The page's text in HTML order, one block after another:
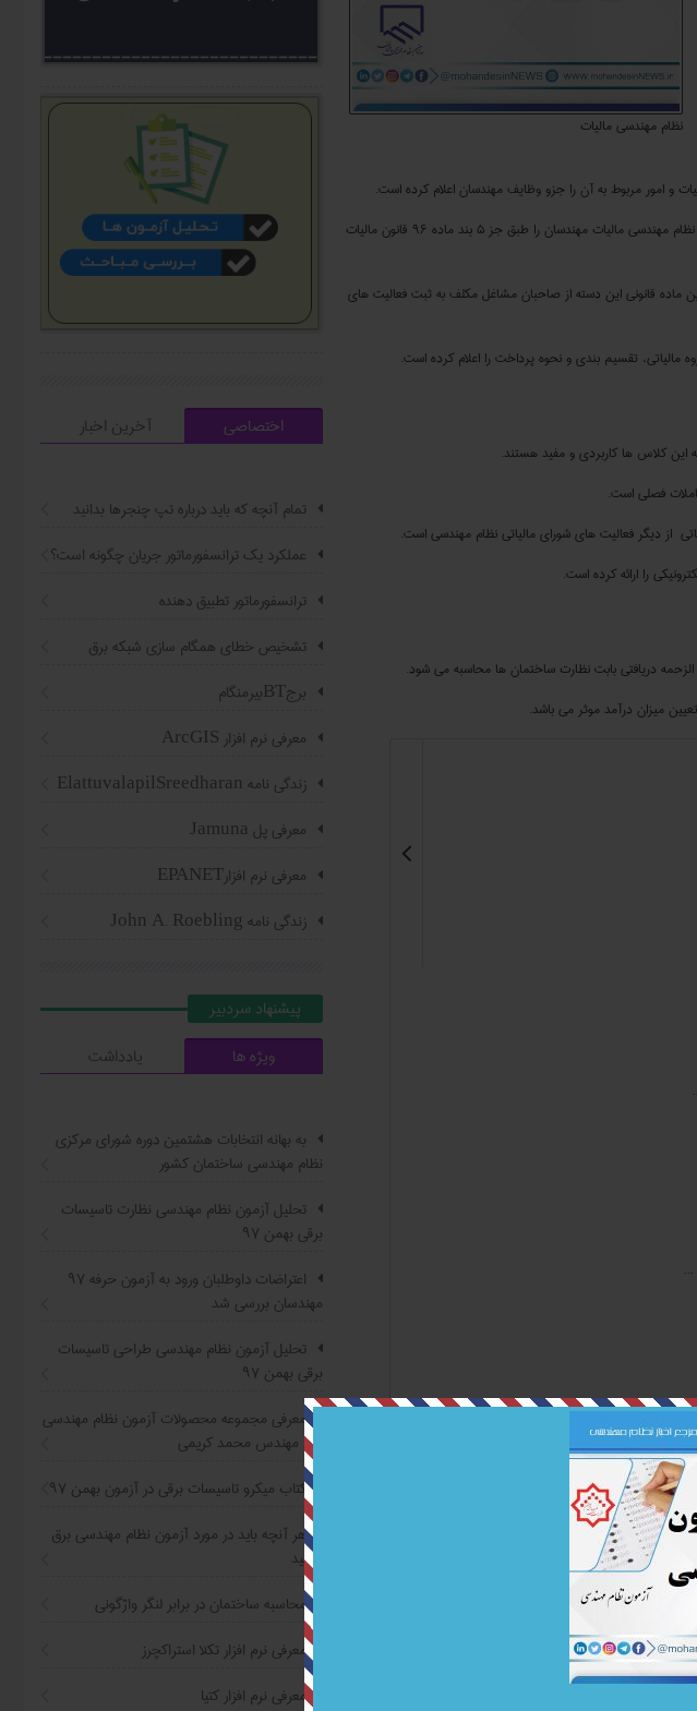
نظام مهندسی مالیات
و امور مربوط به آن را جزو وظایف مهندسان اعلام کرده است.
با توجه به اینکه صاحبان مشاغل از لحاظ تشخیص درآمد مشمول مالیات به سه گروه الف، ب و ج تقسیم می شوند، نظام مهندسی مالیات مهندسان را طبق جز ۵ بند ماده ۹۶ قانون مالیات
قانون مالیاتهای مستقیم هستند و طبق این ماده قانونی این دسته از صاحبان مشاغل مکلف به ثبت فعالیت های
مالیاتی، تقسیم بندی و نحوه پرداخت را اعلام کرده است.
این کلاس ها کاربردی و مفید هستند.
فصلی است.
از دیگر فعالیت های شورای مالیاتی نظام مهندسی است.
را ارائه کرده است.
دریافتی بابت نظارت ساختمان ها محاسبه می شود.
میزان درآمد موثر می باشد.

اختصاصی آخرین اخبار
تمام آنچه که باید درباره تپ چنجرها بدانید
عملکرد یک ترانسفورماتور جریان چگونه است؟
ترانسفورماتور تطبیق دهنده
تشخیص خطای همگام سازی شبکه برق
برجBTبیرمنگام
معرفی نرم افزار ArcGIS
زندگی نامه ElattuvalapilSreedharan
معرفی پل Jamuna
معرفی نرم افزارEPANET
زندگی نامه John A. Roebling
پیشنهاد سردبیر
ویژه ها
یادداشت
به بهانه انتخابات هشتمین دوره شورای مرکزی
نظام مهندسی ساختمان کشور
تحلیل آزمون نظام مهندسی نظارت تاسیسات
برقی بهمن ۹۷
اعتراضات داوطلبان ورود به آزمون حرفه ٩٧
مهندسان بررسی شد
تحلیل آزمون نظام مهندسی طراحی تاسیسات
برقی بهمن ۹۷
معرفی مجموعه محصولات آزمون نظام مهندسی
برق مهندس محمد کریمی
کتاب ميکرو تاسيسات برقي در آزمون بهمن ۹۷
هر آنچه بايد در مورد آزمون نظام مهندسي برق
بدانيد
محاسبه ساختمان در برابر لنگر واژگونی
معرفی نرم افزار تکلا استراکچرز
معرفی نرم افزار کتیا